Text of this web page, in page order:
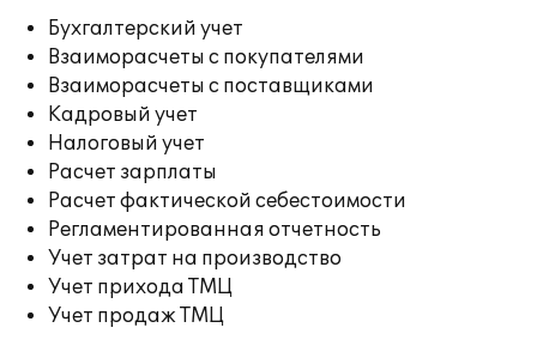
Бухгалтерский учет
Взаиморасчеты с покупателями
Взаиморасчеты с поставщиками
Кадровый учет
Налоговый учет
Расчет зарплаты
Расчет фактической себестоимости
Регламентированная отчетность
Учет затрат на производство
Учет прихода ТМЦ
Учет продаж ТМЦ